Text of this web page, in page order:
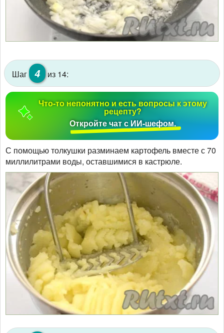
Шаг 4 из 14:
Что-то непонятно и есть вопросы к этому
рецепту?
Откройте чат с ИИ-шефом.
С помощью толкушки разминаем картофель вместе с 70
миллилитрами воды, оставшимися в кастрюле.